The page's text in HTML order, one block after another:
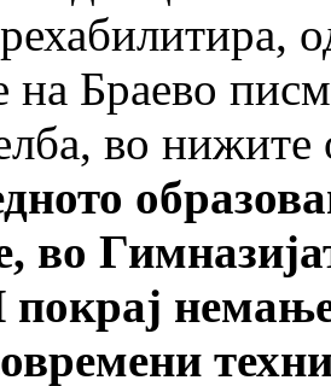
на Браево
во нижите
во
покрај